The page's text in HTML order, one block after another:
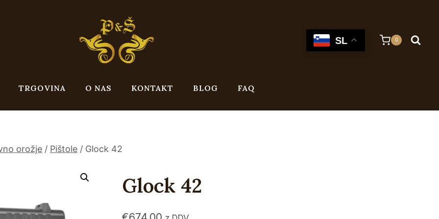
SL 0
TRGOVINA O NAS KONTAKT BLOG FAQ
orožje / Pištole / Glock 42
Glock 42